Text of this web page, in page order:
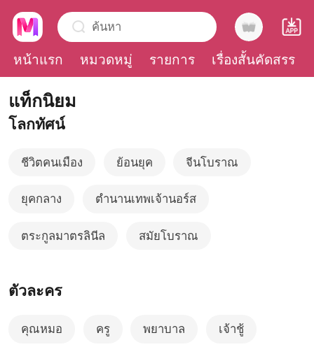
ค้นหา
หน้าแรก หมวดหมู่ รายการ เรื่องสั้นคัดสรร
แท็กนิยม
โลกทัศน์
ชีวิตคนเมือง ย้อนยุค จีนโบราณ
ยุคกลาง ตำนานเทพเจ้านอร์ส
ตระกูลมาตรลินีล สมัยโบราณ
ตัวละคร
คุณหมอ ครู พยาบาล เจ้าชู้